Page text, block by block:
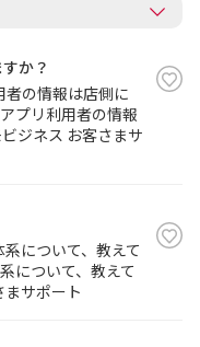
か？
者の情報は店側に
プリ利用者の情報
ジネス お客さまサ
について、教えて
について、教えて
サポート